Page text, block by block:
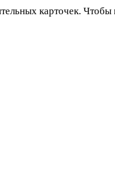
карточек.